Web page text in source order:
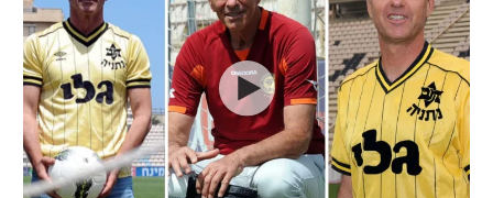
VOD
רץ ברשת
נבחרת ישראל
מכבי חיפה
בית"ר ירושלים
מכבי תל אביב
ליגה ספרדית
ליגה איטלקית
ליגה צרפתית
כדורסל נשים
מכבי תל אביב
הפועל חולון
הפועל ירושלים
יורוליג
יורוקאפ
טניס
כדוריד
כדורעף